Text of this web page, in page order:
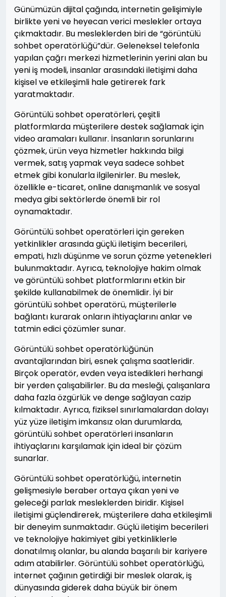
Günümüzün dijital çağında, internetin gelişimiyle
birlikte yeni ve heyecan verici meslekler ortaya
çıkmaktadır. Bu mesleklerden biri de “görüntülü
sohbet operatörlüğü”dür. Geleneksel telefonla
yapılan çağrı merkezi hizmetlerinin yerini alan bu
yeni iş modeli, insanlar arasındaki iletişimi daha
kişisel ve etkileşimli hale getirerek fark
yaratmaktadır.
Görüntülü sohbet operatörleri, çeşitli
platformlarda müşterilere destek sağlamak için
video aramaları kullanır. İnsanların sorunlarını
çözmek, ürün veya hizmetler hakkında bilgi
vermek, satış yapmak veya sadece sohbet
etmek gibi konularla ilgilenirler. Bu meslek,
özellikle e-ticaret, online danışmanlık ve sosyal
medya gibi sektörlerde önemli bir rol
oynamaktadır.
Görüntülü sohbet operatörleri için gereken
yetkinlikler arasında güçlü iletişim becerileri,
empati, hızlı düşünme ve sorun çözme yetenekleri
bulunmaktadır. Ayrıca, teknolojiye hakim olmak
ve görüntülü sohbet platformlarını etkin bir
şekilde kullanabilmek de önemlidir. İyi bir
görüntülü sohbet operatörü, müşterilerle
bağlantı kurarak onların ihtiyaçlarını anlar ve
tatmin edici çözümler sunar.
Görüntülü sohbet operatörlüğünün
avantajlarından biri, esnek çalışma saatleridir.
Birçok operatör, evden veya istedikleri herhangi
bir yerden çalışabilirler. Bu da mesleği, çalışanlara
daha fazla özgürlük ve denge sağlayan cazip
kılmaktadır. Ayrıca, fiziksel sınırlamalardan dolayı
yüz yüze iletişim imkansız olan durumlarda,
görüntülü sohbet operatörleri insanların
ihtiyaçlarını karşılamak için ideal bir çözüm
sunarlar.
Görüntülü sohbet operatörlüğü, internetin
gelişmesiyle beraber ortaya çıkan yeni ve
geleceği parlak mesleklerden biridir. Kişisel
iletişimi güçlendirerek, müşterilere daha etkileşimli
bir deneyim sunmaktadır. Güçlü iletişim becerileri
ve teknolojiye hakimiyet gibi yetkinliklerle
donatılmış olanlar, bu alanda başarılı bir kariyere
adım atabilirler. Görüntülü sohbet operatörlüğü,
internet çağının getirdiği bir meslek olarak, iş
dünyasında giderek daha büyük bir önem